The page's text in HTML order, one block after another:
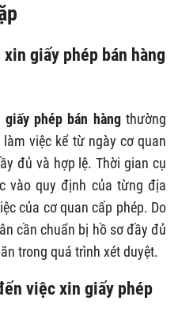
giấy phép bán hàng
phép bán hàngthường
việc kể từ ngày cơ quan
đủ và hợp lệ. Thời gian cụ
vào quy định của từng địa
của cơ quan cấp phép. Do
cần chuẩn bị hồ sơ đầy đủ
trong quá trình xét duyệt.
việc xin giấy phép